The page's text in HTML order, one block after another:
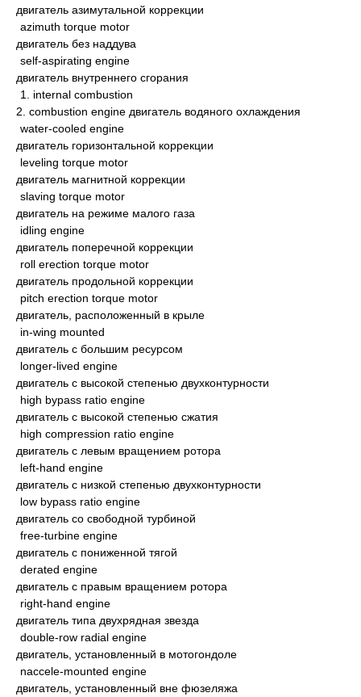
двигатель азимутальной коррекции
azimuth torque motor
двигатель без наддува
self-aspirating engine
двигатель внутреннего сгорания
1. internal combustion
2. combustion engine двигатель водяного охлаждения
water-cooled engine
двигатель горизонтальной коррекции
leveling torque motor
двигатель магнитной коррекции
slaving torque motor
двигатель на режиме малого газа
idling engine
двигатель поперечной коррекции
roll erection torque motor
двигатель продольной коррекции
pitch erection torque motor
двигатель, расположенный в крыле
in-wing mounted
двигатель с большим ресурсом
longer-lived engine
двигатель с высокой степенью двухконтурности
high bypass ratio engine
двигатель с высокой степенью сжатия
high compression ratio engine
двигатель с левым вращением ротора
left-hand engine
двигатель с низкой степенью двухконтурности
low bypass ratio engine
двигатель со свободной турбиной
free-turbine engine
двигатель с пониженной тягой
derated engine
двигатель с правым вращением ротора
right-hand engine
двигатель типа двухрядная звезда
double-row radial engine
двигатель, установленный в мотогондоле
naccele-mounted engine
двигатель, установленный вне фюзеляжа